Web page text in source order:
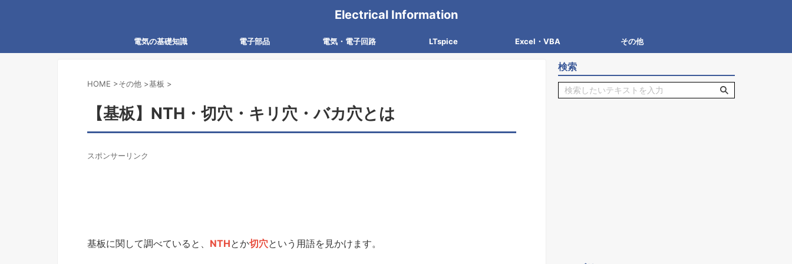
Electrical Information
電気の基礎知識 電子部品 電気・電子回路 LTspice Excel・VBA その他
HOME >その他 >基板 >
【基板】NTH・切穴・キリ穴・バカ穴とは
スポンサーリンク
基板に関して調べていると、 NTHとか切穴という用語を見かけます。
検索